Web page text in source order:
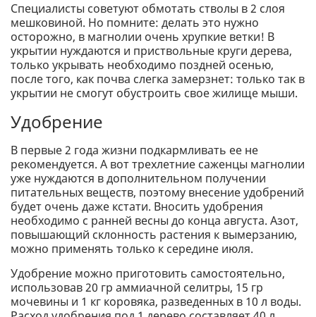
Специалисты советуют обмотать стволы в 2 слоя
мешковиной. Но помните: делать это нужно
осторожно, в магнолии очень хрупкие ветки! В
укрытии нуждаются и приствольные круги дерева,
только укрывать необходимо поздней осенью,
после того, как почва слегка замерзнет: только так в
укрытии не смогут обустроить свое жилище мыши.
Удобрение
В первые 2 года жизни подкармливать ее не
рекомендуется. А вот трехлетние саженцы магнолии
уже нуждаются в дополнительном получении
питательных веществ, поэтому внесение удобрений
будет очень даже кстати. Вносить удобрения
необходимо с ранней весны до конца августа. Азот,
повышающий склонность растения к вымерзанию,
можно применять только к середине июля.
Удобрение можно приготовить самостоятельно,
использовав 20 гр аммиачной селитры, 15 гр
мочевины и 1 кг коровяка, разведенных в 10 л воды.